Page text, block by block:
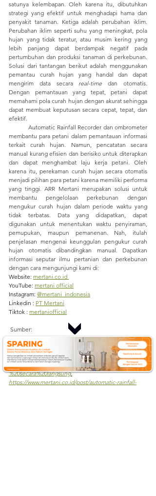
satunya kelembapan. Oleh karena itu, dibutuhkan
strategi yang efektif untuk menghadapi hama dan
penyakit tanaman. Ketiga adalah perubahan iklim.
Perubahan iklim seperti suhu yang meningkat, pola
hujan yang tidak teratur, atau musim kering yang
lebih panjang dapat berdampak negatif pada
pertumbuhan dan produksi tanaman di perkebunan.
Solusi dari tantangan berikut adalah menggunakan
pemantau curah hujan yang handal dan dapat
mengirim data secara real-time dan otomatis.
Dengan pemantauan yang tepat, petani dapat
memahami pola curah hujan dengan akurat sehingga
dapat membuat keputusan secara cepat, tepat, dan
efektif.
	Automatic Rainfall Recorder dan ombrometer
membantu para petani dalam pemantauan informasi
terkait curah hujan. Namun, pencatatan secara
manual kurang efisien dan berisiko untuk diterapkan
dan dapat menghambat laju kerja petani. Oleh
karena itu, perekaman curah hujan secara otomatis
menjadi pilihan para petani karena memiliki performa
yang tinggi. ARR Mertani merupakan solusi untuk
membantu pengelolaan perkebunan dengan
mengukur curah hujan dalam periode waktu yang
tidak terbatas. Data yang didapatkan, dapat
digunakan untuk menentukan waktu penyiraman,
pemupukan, maupun pemanenan. Nah, itulah
penjelasan mengenai keunggulan pengukur curah
hujan otomatis dibandingkan manual. Dapatkan
informasi seputar ilmu pertanian dan perkebunan
dengan cara mengunjungi kami di:
Website: mertani.co.id
YouTube: mertani official
Instagram: @mertani_indonesia
Linkedin : PT Mertani
Tiktok : mertaniofficial
Sumber:
https://www.mertani.co.id/post/ombrometer-
pengertian-kelebihan-kekurangan-dan-peran-dalam-
pertanian#:~:text=Ombrometer%20termasuk%20ke
%20dalam%20perangkat,hasil%20yang%20digunakan
%20secara%20langsung.
https://www.mertani.co.id/post/automatic-rainfall-